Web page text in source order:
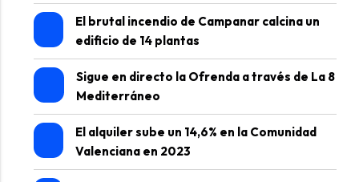
El brutal incendio de Campanar calcina un
edificio de 14 plantas
Sigue en directo la Ofrenda a través de La 8
Mediterráneo
El alquiler sube un 14,6% en la Comunidad
Valenciana en 2023